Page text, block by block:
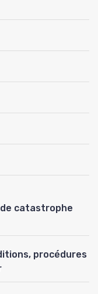
catastrophe
procédures